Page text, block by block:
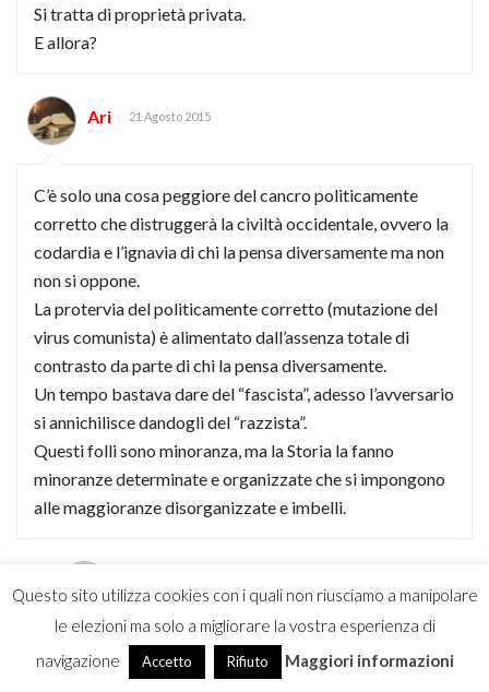
Si tratta di proprietà privata.
E allora?
Ari 21 Agosto 2015
C’è solo una cosa peggiore del cancro politicamente
corretto che distruggerà la civiltà occidentale, ovvero la
codardia e l’ignavia di chi la pensa diversamente ma non
non si oppone.
La protervia del politicamente corretto (mutazione del
virus comunista) è alimentato dall’assenza totale di
contrasto da parte di chi la pensa diversamente.
Un tempo bastava dare del “fascista”, adesso l’avversario
si annichilisce dandogli del “razzista”.
Questi folli sono minoranza, ma la Storia la fanno
minoranze determinate e organizzate che si impongono
alle maggioranze disorganizzate e imbelli.
Una volta si dava del fascista e del qualunquista.
Questo sito utilizza cookies con i quali non riusciamo a manipolare
le elezioni ma solo a migliorare la vostra esperienza di
navigazione
Accetto Rifiuto Maggiori informazioni